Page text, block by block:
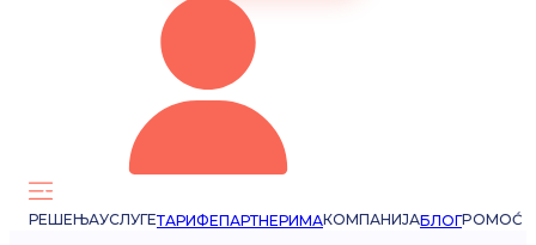
РЕШЕЊАУСЛУГЕТАРИФЕПАРТНЕРИМАКОМПАНИЈАБЛОГPOMOĆ